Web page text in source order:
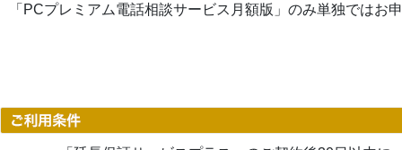
「PCプレミアム電話相談サービス月額版」のみ単独ではお